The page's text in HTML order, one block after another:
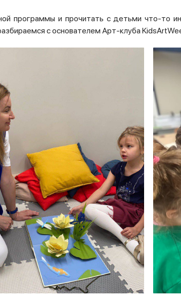
программы и прочитать с детьми что-то
с основателем Арт-клуба